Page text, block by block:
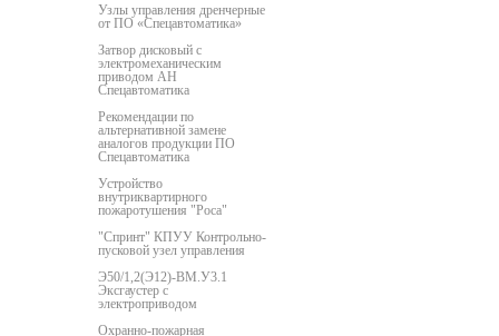
Узлы управления дренчерные
от ПО «Спецавтоматика»
Затвор дисковый с
электромеханическим
приводом АН
Спецавтоматика
Рекомендации по
альтернативной замене
аналогов продукции ПО
Спецавтоматика
Устройство
внутриквартирного
пожаротушения "Роса"
"Спринт" КПУУ Контрольно-
пусковой узел управления
Э50/1,2(Э12)-ВМ.У3.1
Эксгаустер с
электроприводом
Охранно-пожарная